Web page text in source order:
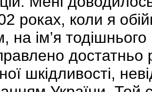
роках, коли я
на ім’я
достатньо
шкідливості,